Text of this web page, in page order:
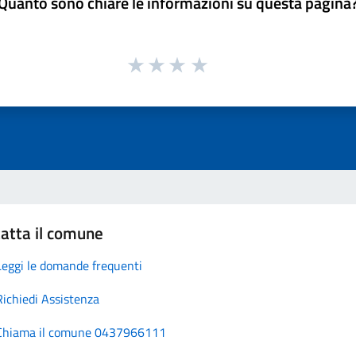
il comune
le domande frequenti
Assistenza
il comune 0437966111